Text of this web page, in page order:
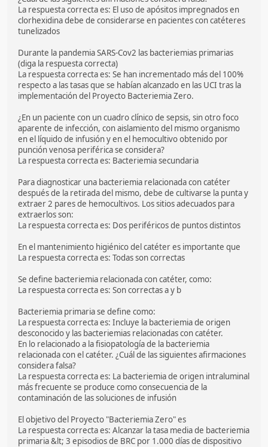
La respuesta correcta es: El uso de apósitos impregnados en
clorhexidina debe de considerarse en pacientes con catéteres
tunelizados
Durante la pandemia SARS-Cov2 las bacteriemias primarias
(diga la respuesta correcta)
La respuesta correcta es: Se han incrementado más del 100%
respecto a las tasas que se habían alcanzado en las UCI tras la
implementación del Proyecto Bacteriemia Zero.
¿En un paciente con un cuadro clínico de sepsis, sin otro foco
aparente de infección, con aislamiento del mismo organismo
en el líquido de infusión y en el hemocultivo obtenido por
punción venosa periférica se considera?
La respuesta correcta es: Bacteriemia secundaria
Para diagnosticar una bacteriemia relacionada con catéter
después de la retirada del mismo, debe de cultivarse la punta y
extraer 2 pares de hemocultivos. Los sitios adecuados para
extraerlos son:
La respuesta correcta es: Dos periféricos de puntos distintos
En el mantenimiento higiénico del catéter es importante que
La respuesta correcta es: Todas son correctas
Se define bacteriemia relacionada con catéter, como:
La respuesta correcta es: Son correctas a y b
Bacteriemia primaria se define como:
La respuesta correcta es: Incluye la bacteriemia de origen
desconocido y las bacteriemias relacionadas con catéter.
En lo relacionado a la fisiopatología de la bacteriemia
relacionada con el catéter. ¿Cuál de las siguientes afirmaciones
considera falsa?
La respuesta correcta es: La bacteriemia de origen intraluminal
más frecuente se produce como consecuencia de la
contaminación de las soluciones de infusión
El objetivo del Proyecto "Bacteriemia Zero" es
La respuesta correcta es: Alcanzar la tasa media de bacteriemia
primaria &lt; 3 episodios de BRC por 1.000 días de dispositivo